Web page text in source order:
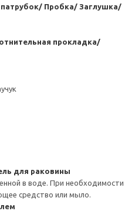
Пробка/ Заглушка/
прокладка/
для раковины
в воде. При необходимости
средство или мыло.